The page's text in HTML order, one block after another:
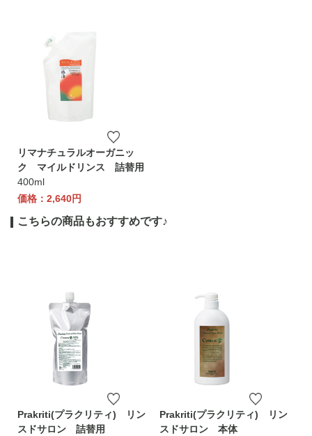
リマナチュラルオーガニッ
ク マイルドリンス 詰替用
400ml
価格：2,640円
こちらの商品もおすすめです♪
Prakriti(プラクリティ) リン
スドサロン 詰替用
Prakriti(プラクリティ) リン
スドサロン 本体